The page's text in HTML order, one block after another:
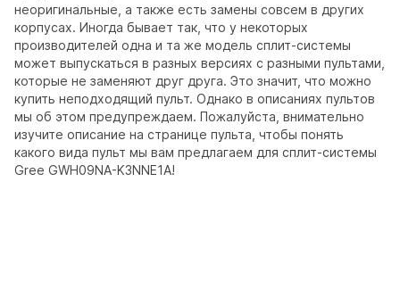
неоригинальные, а также есть замены совсем в других
корпусах. Иногда бывает так, что у некоторых
производителей одна и та же модель сплит-системы
может выпускаться в разных версиях с разными пультами,
которые не заменяют друг друга. Это значит, что можно
купить неподходящий пульт. Однако в описаниях пультов
мы об этом предупреждаем. Пожалуйста, внимательно
изучите описание на странице пульта, чтобы понять
какого вида пульт мы вам предлагаем для сплит-системы
Gree GWH09NA-K3NNE1A!